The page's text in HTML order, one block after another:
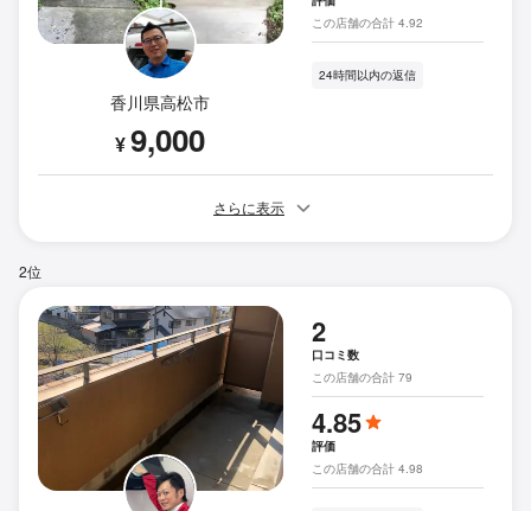
香川県高松市
¥9,000
この店舗の合計 4.92
24時間以内の返信
さらに表示
2位
2
口コミ数
この店舗の合計 79
4.85
評価
この店舗の合計 4.98